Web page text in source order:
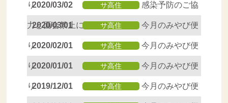
り2020/03/02 サ高住 感染予防のご協
力と面会禁止について
2020/03/01 サ高住 今月のみやび便
り2020/02/01 サ高住 今月のみやび便
り2020/01/01 サ高住 今月のみやび便
り2019/12/01 サ高住 今月のみやび便